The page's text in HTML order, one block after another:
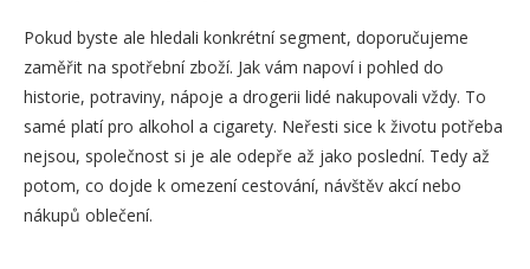
Pokud byste ale hledali konkrétní segment, doporučujeme
zaměřit na spotřební zboží. Jak vám napoví i pohled do
historie, potraviny, nápoje a drogerii lidé nakupovali vždy. To
samé platí pro alkohol a cigarety. Neřesti sice k životu potřeba
nejsou, společnost si je ale odepře až jako poslední. Tedy až
potom, co dojde k omezení cestování, návštěv akcí nebo
nákupů oblečení.